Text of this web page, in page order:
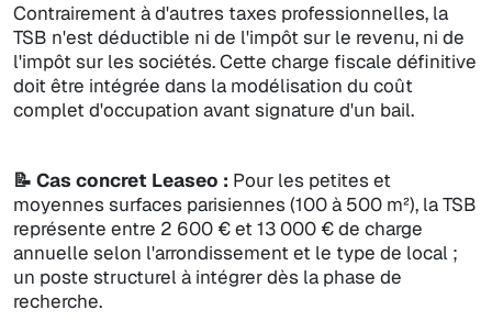
Contrairement à d'autres taxes professionnelles, la
TSB n'est déductible ni de l'impôt sur le revenu, ni de
l'impôt sur les sociétés. Cette charge fiscale définitive
doit être intégrée dans la modélisation du coût
complet d'occupation avant signature d'un bail.
📝 Cas concret Leaseo : Pour les petites et
moyennes surfaces parisiennes (100 à 500 m²), la TSB
représente entre 2 600 € et 13 000 € de charge
annuelle selon l'arrondissement et le type de local ;
un poste structurel à intégrer dès la phase de
recherche.